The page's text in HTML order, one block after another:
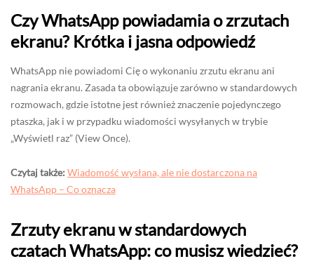
Czy WhatsApp powiadamia o zrzutach
ekranu? Krótka i jasna odpowiedź
WhatsApp nie powiadomi Cię o wykonaniu zrzutu ekranu ani
nagrania ekranu. Zasada ta obowiązuje zarówno w standardowych
rozmowach, gdzie istotne jest również znaczenie pojedynczego
ptaszka, jak i w przypadku wiadomości wysyłanych w trybie
„Wyświetl raz” (View Once).
Czytaj także: Wiadomość wysłana, ale nie dostarczona na
WhatsApp – Co oznacza
Zrzuty ekranu w standardowych
czatach WhatsApp: co musisz wiedzieć?